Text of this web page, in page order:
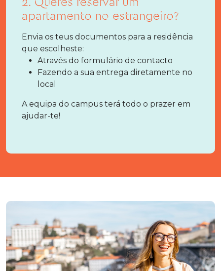
apartamento no estrangeiro?
Envia os teus documentos para a residência
que escolheste:
Através do formulário de contacto
Fazendo a sua entrega diretamente no
local
A equipa do campus terá todo o prazer em
ajudar-te!